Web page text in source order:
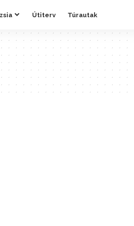
Útiterv Túrautak